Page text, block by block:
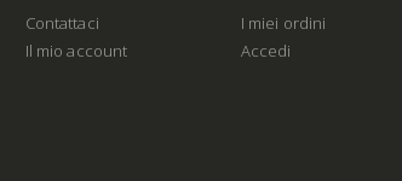
Contattaci
Il mio account
I miei ordini
Accedi